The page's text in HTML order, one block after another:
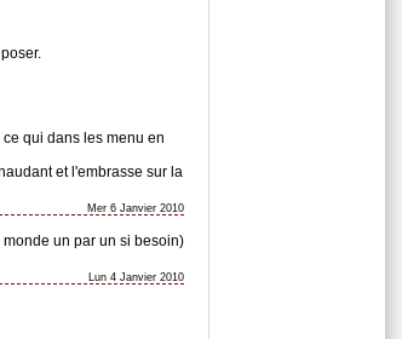
qui dans les menu en
et l'embrasse sur la
Mer 6 Janvier 2010
un par un si besoin)
Lun 4 Janvier 2010